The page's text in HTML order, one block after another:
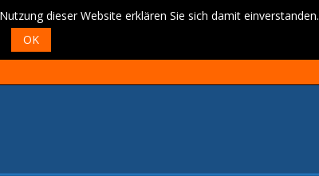
dieser Website erklären Sie sich damit einverstanden.
OK